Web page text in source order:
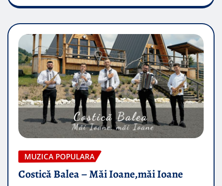
MUZICA POPULARA
Costică Balea – Măi Ioane,măi Ioane